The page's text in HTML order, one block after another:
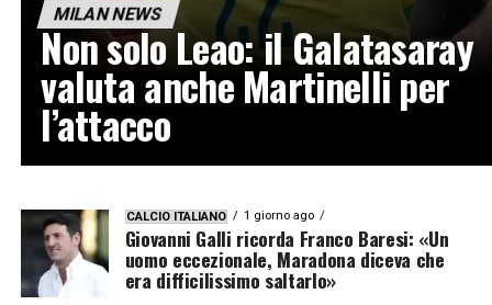
MILAN NEWS
Non solo Leao: il Galatasaray
valuta anche Martinelli per
l’attacco
CALCIO ITALIANO 1 giorno ago
Giovanni Galli ricorda Franco Baresi: «Un
uomo eccezionale, Maradona diceva che
era difficilissimo saltarlo»